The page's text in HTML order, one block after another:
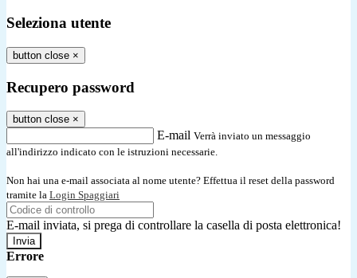
Seleziona utente
button close ×
Recupero password
button close ×
E-mail Verrà inviato un messaggio
all'indirizzo indicato con le istruzioni necessarie.
Non hai una e-mail associata al nome utente? Effettua il reset della password
tramite la Login Spaggiari
E-mail inviata, si prega di controllare la casella di posta elettronica!
Errore